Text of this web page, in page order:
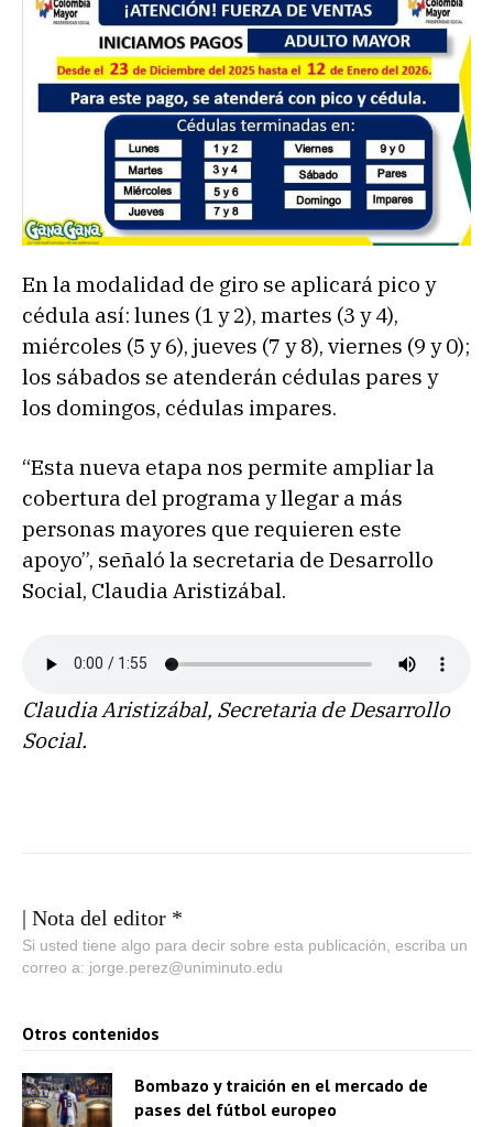
En la modalidad de giro se aplicará pico y
cédula así: lunes (1 y 2), martes (3 y 4),
miércoles (5 y 6), jueves (7 y 8), viernes (9 y 0);
los sábados se atenderán cédulas pares y
los domingos, cédulas impares.
“Esta nueva etapa nos permite ampliar la
cobertura del programa y llegar a más
personas mayores que requieren este
apoyo”, señaló la secretaria de Desarrollo
Social, Claudia Aristizábal.
Claudia Aristizábal, Secretaria de Desarrollo
Social.
| Nota del editor *
Si usted tiene algo para decir sobre esta publicación, escriba un
correo a: jorge.perez@uniminuto.edu
Otros contenidos
Bombazo y traición en el mercado de
pases del fútbol europeo